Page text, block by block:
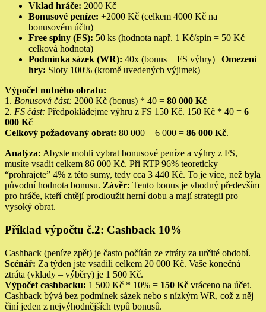
Vklad hráče: 2000 Kč
Bonusové peníze: +2000 Kč (celkem 4000 Kč na
bonusovém účtu)
Free spiny (FS): 50 ks (hodnota např. 1 Kč/spin = 50 Kč
celková hodnota)
Podmínka sázek (WR): 40x (bonus + FS výhry) | Omezení
hry: Sloty 100% (kromě uvedených výjimek)
Výpočet nutného obratu:
1. Bonusová část: 2000 Kč (bonus) * 40 = 80 000 Kč
2. FS část: Předpokládejme výhru z FS 150 Kč. 150 Kč * 40 = 6
000 Kč
Celkový požadovaný obrat: 80 000 + 6 000 = 86 000 Kč.
Analýza: Abyste mohli vybrat bonusové peníze a výhry z FS,
musíte vsadit celkem 86 000 Kč. Při RTP 96% teoreticky
“prohrajete” 4% z této sumy, tedy cca 3 440 Kč. To je více, než byla
původní hodnota bonusu. Závěr: Tento bonus je vhodný především
pro hráče, kteří chtějí prodloužit herní dobu a mají strategii pro
vysoký obrat.
Příklad výpočtu č.2: Cashback 10%
Cashback (peníze zpět) je často počítán ze ztráty za určité období.
Scénář: Za týden jste vsadili celkem 20 000 Kč. Vaše konečná
ztráta (vklady – výběry) je 1 500 Kč.
Výpočet cashbacku: 1 500 Kč * 10% = 150 Kč vráceno na účet.
Cashback bývá bez podmínek sázek nebo s nízkým WR, což z něj
činí jeden z nejvýhodnějších typů bonusů.